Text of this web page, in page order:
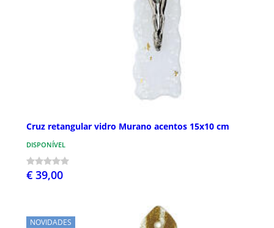
Cruz retangular vidro Murano acentos 15x10 cm
DISPONÍVEL
€ 39,00
NOVIDADES